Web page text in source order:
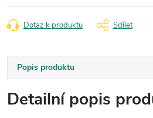
Dotaz k produktu Sdílet
Popis produktu
Detailní popis